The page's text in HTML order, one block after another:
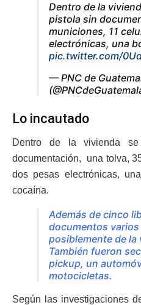
Dentro de la
pistola sin
municiones, 11
electrónicas, una
pic.twitter.com/
— PNC de
Lo incautado
Dentro de la vivienda
documentación, una tolva,
dos pesas electrónicas,
cocaína.
Además de cinco
documentos varios
posiblemente de la
También fueron
pickup, un
motocicletas.
Según las investigaciones